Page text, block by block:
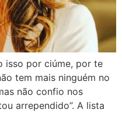
isso por ciúme, por te
tem mais ninguém no
não confio nos
arrependido”. A lista